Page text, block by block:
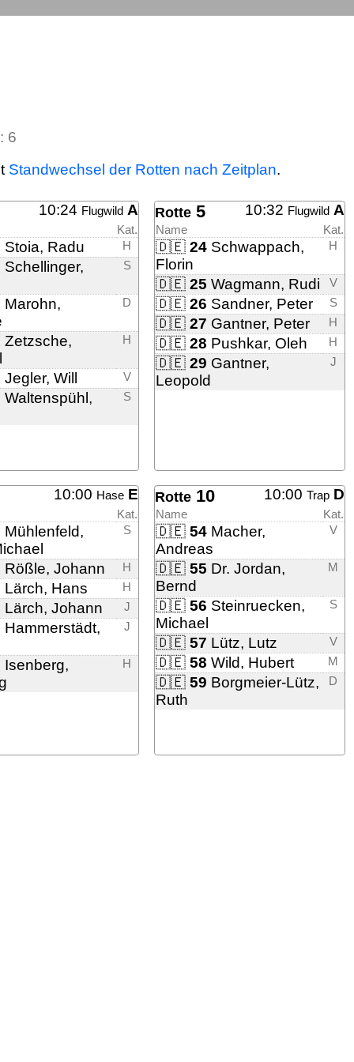
6
Standwechsel der Rotten nach Zeitplan.
10:24 Flugwild A
Kat.
Stoia, Radu H
Schellinger,
S
Marohn,
D
Zetzsche,
H
Jegler, Will V
Waltenspühl,
S
Rotte5 10:32 Flugwild A
Name Kat.
🇩🇪 24Schwappach,
Florin
H
🇩🇪 25 Wagmann, Rudi V
🇩🇪 26 Sandner, Peter S
🇩🇪 27 Gantner, Peter H
🇩🇪 28 Pushkar, Oleh H
🇩🇪 29 Gantner,
Leopold
J
10:00 Hase E
Kat.
Mühlenfeld,
S
Rößle, Johann H
Lärch, Hans H
Lärch, Johann J
Hammerstädt,
J
Isenberg,
H
Rotte10 10:00 Trap D
Name Kat.
🇩🇪 54Macher,
Andreas
V
🇩🇪 55 Dr. Jordan,
Bernd
M
🇩🇪 56 Steinruecken,
Michael
S
🇩🇪 57 Lütz, Lutz V
🇩🇪 58 Wild, Hubert M
🇩🇪 59 Borgmeier-Lütz,
Ruth
D